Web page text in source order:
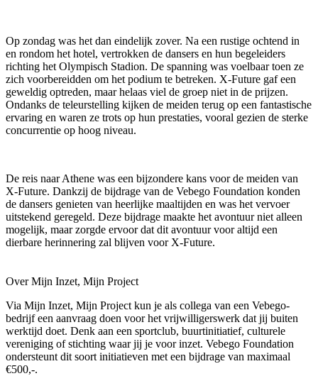
Op zondag was het dan eindelijk zover. Na een rustige ochtend in
en rondom het hotel, vertrokken de dansers en hun begeleiders
richting het Olympisch Stadion. De spanning was voelbaar toen ze
zich voorbereidden om het podium te betreken. X-Future gaf een
geweldig optreden, maar helaas viel de groep niet in de prijzen.
Ondanks de teleurstelling kijken de meiden terug op een fantastische
ervaring en waren ze trots op hun prestaties, vooral gezien de sterke
concurrentie op hoog niveau.
De reis naar Athene was een bijzondere kans voor de meiden van
X-Future. Dankzij de bijdrage van de Vebego Foundation konden
de dansers genieten van heerlijke maaltijden en was het vervoer
uitstekend geregeld. Deze bijdrage maakte het avontuur niet alleen
mogelijk, maar zorgde ervoor dat dit avontuur voor altijd een
dierbare herinnering zal blijven voor X-Future.
Over Mijn Inzet, Mijn Project
Via Mijn Inzet, Mijn Project kun je als collega van een Vebego-
bedrijf een aanvraag doen voor het vrijwilligerswerk dat jij buiten
werktijd doet. Denk aan een sportclub, buurtinitiatief, culturele
vereniging of stichting waar jij je voor inzet. Vebego Foundation
ondersteunt dit soort initiatieven met een bijdrage van maximaal
€500,-.